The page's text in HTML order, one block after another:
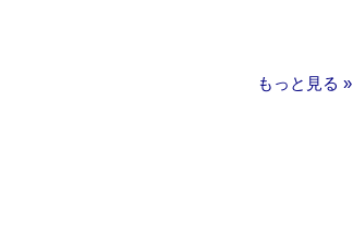
もっと見る »